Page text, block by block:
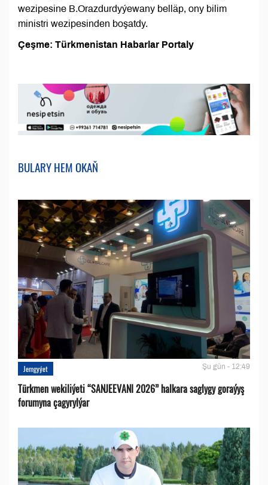
wezipesine B.Orazdurdyýewany belläp, ony bilim
ministri wezipesinden boşatdy.
Çeşme: Türkmenistan Habarlar Portaly
BULARY HEM OKAŇ
Jemgyýet Şu gün - 12:49
Türkmen wekiliýeti “SANJEEVANI 2026” halkara saglygy goraýyş
forumyna çagyrylýar